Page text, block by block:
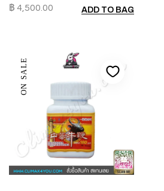
฿ 4,500.00 ADD TO BAG
ON SALE